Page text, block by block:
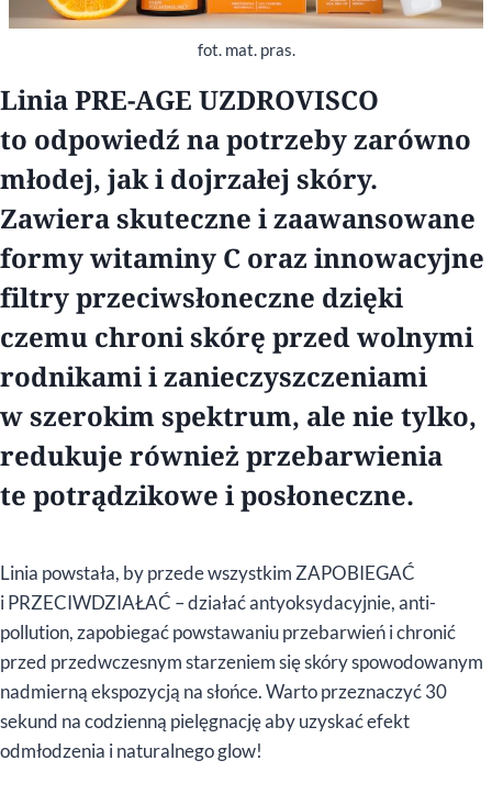
fot. mat. pras.
Linia PRE-AGE UZDROVISCO
to odpowiedź na potrzeby zarówno
młodej, jak i dojrzałej skóry.
Zawiera skuteczne i zaawansowane
formy witaminy C oraz innowacyjne
filtry przeciwsłoneczne dzięki
czemu chroni skórę przed wolnymi
rodnikami i zanieczyszczeniami
w szerokim spektrum, ale nie tylko,
redukuje również przebarwienia
te potrądzikowe i posłoneczne.
Linia powstała, by przede wszystkim ZAPOBIEGAĆ
i PRZECIWDZIAŁAĆ – działać antyoksydacyjnie, anti-
pollution, zapobiegać powstawaniu przebarwień i chronić
przed przedwczesnym starzeniem się skóry spowodowanym
nadmierną ekspozycją na słońce. Warto przeznaczyć 30
sekund na codzienną pielęgnację aby uzyskać efekt
odmłodzenia i naturalnego glow!